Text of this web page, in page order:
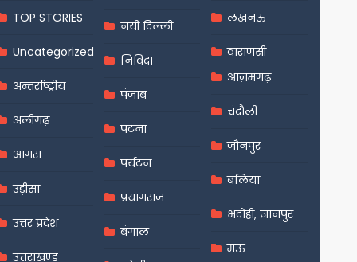
TOP STORIES
Uncategorized
अन्तर्राष्ट्रीय
अलीगढ़
आगरा
उड़ीसा
उत्तर प्रदेश
उत्तराखण्ड
नयी दिल्ली
निविदा
पंजाब
पटना
पर्यटन
प्रयागराज
बंगाल
लखनऊ
वाराणसी
आज़मगढ़
चंदौली
जौनपुर
बलिया
भदोही, ज्ञानपुर
मऊ